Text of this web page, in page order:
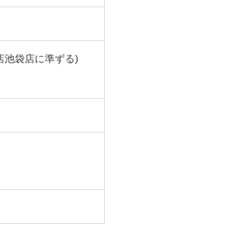
池袋店に準ずる)